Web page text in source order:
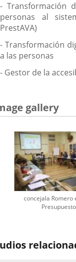
- Transformación
personas al
PrestAVA)
- Transformación
a las personas
- Gestor de la
gallery
concejala Romero
Presupuesto